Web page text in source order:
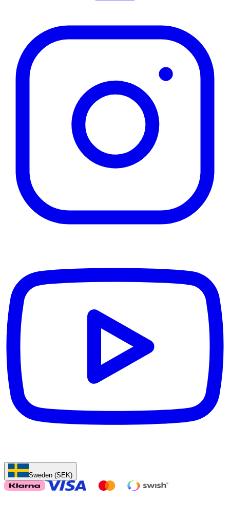
Sweden (SEK)